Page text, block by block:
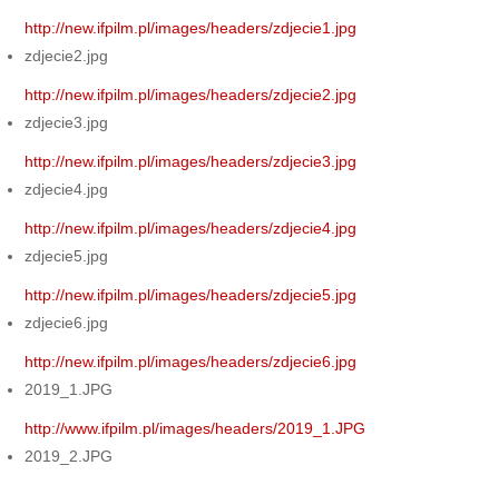
http://new.ifpilm.pl/images/headers/zdjecie1.jpg
zdjecie2.jpg
http://new.ifpilm.pl/images/headers/zdjecie2.jpg
zdjecie3.jpg
http://new.ifpilm.pl/images/headers/zdjecie3.jpg
zdjecie4.jpg
http://new.ifpilm.pl/images/headers/zdjecie4.jpg
zdjecie5.jpg
http://new.ifpilm.pl/images/headers/zdjecie5.jpg
zdjecie6.jpg
http://new.ifpilm.pl/images/headers/zdjecie6.jpg
2019_1.JPG
http://www.ifpilm.pl/images/headers/2019_1.JPG
2019_2.JPG